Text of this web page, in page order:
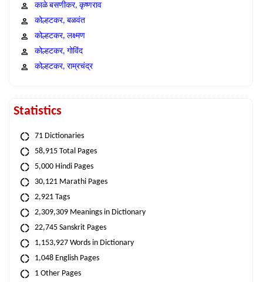
काळे बसणीकर, कृष्णराव
कोल्हटकर, बळवंत
कोल्हटकर, लक्ष्मण
कोल्हटकर, गोविंद
कोल्हटकर, राम्रचंद्र
Statistics
71 Dictionaries
58,915 Total Pages
5,000 Hindi Pages
30,121 Marathi Pages
2,921 Tags
2,309,309 Meanings in Dictionary
22,745 Sanskrit Pages
1,153,927 Words in Dictionary
1,048 English Pages
1 Other Pages